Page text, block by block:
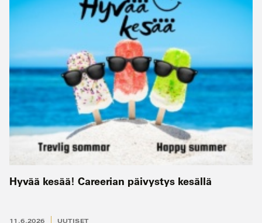
Hyvää kesää! Careerian päivystys kesällä
11.6.2026 UUTISET